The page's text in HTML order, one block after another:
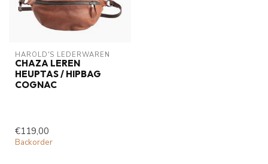
HAROLD'S LEDERWAREN
CHAZA LEREN
HEUPTAS / HIPBAG
COGNAC
€119,00
Backorder